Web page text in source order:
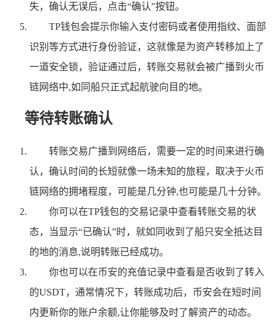
失，确认无误后，点击“确认”按钮。
TP钱包会提示你输入支付密码或者使用指纹、面部
识别等方式进行身份验证，这就像是为资产转移加上了
一道安全锁，验证通过后，转账交易就会被广播到火币
链网络中,如同船只正式起航驶向目的地。
等待转账确认
转账交易广播到网络后，需要一定的时间来进行确
认，确认时间的长短就像一场未知的旅程，取决于火币
链网络的拥堵程度，可能是几分钟,也可能是几十分钟。
你可以在TP钱包的交易记录中查看转账交易的状
态，当显示“已确认”时，就如同收到了船只安全抵达目
的地的消息,说明转账已经成功。
你也可以在币安的充值记录中查看是否收到了转入
的USDT，通常情况下，转账成功后，币安会在短时间
内更新你的账户余额,让你能够及时了解资产的动态。